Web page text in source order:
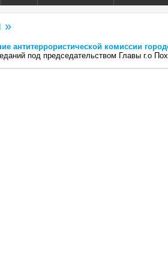
»
антитеррористической комиссии
под председательством Главы г.о